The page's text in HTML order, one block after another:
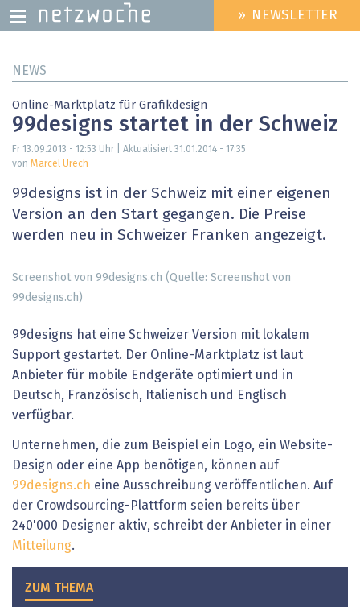
zum
HEADER
MENU
» NEWSLETTER
NEWS
Online-Marktplatz für Grafikdesign
99designs startet in der Schweiz
Fr 13.09.2013 - 12:53 Uhr | Aktualisiert 31.01.2014 - 17:35
von Marcel Urech
99designs ist in der Schweiz mit einer eigenen
Version an den Start gegangen. Die Preise
werden neu in Schweizer Franken angezeigt.
Screenshot von 99designs.ch (Quelle: Screenshot von
99designs.ch)
99designs hat eine Schweizer Version mit lokalem
Support gestartet. Der Online-Marktplatz ist laut
Anbieter für mobile Endgeräte optimiert und in
Deutsch, Französisch, Italienisch und Englisch
verfügbar.
Unternehmen, die zum Beispiel ein Logo, ein Website-
Design oder eine App benötigen, können auf
99designs.ch eine Ausschreibung veröffentlichen. Auf
der Crowdsourcing-Plattform seien bereits über
240'000 Designer aktiv, schreibt der Anbieter in einer
Mitteilung.
ZUM THEMA